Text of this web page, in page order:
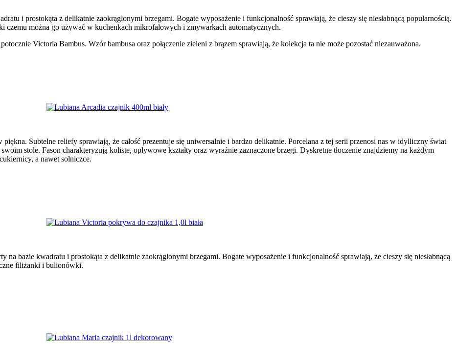
i prostokąta z delikatnie zaokrąglonymi brzegami. Bogate wyposażenie i funkcjonalność sprawiają, że cieszy się niesłabnącą popularnością.
można go używać w kuchenkach mikrofalowych i zmywarkach automatycznych.
Victoria Bambus. Wzór bambusa oraz połączenie zieleni z brązem sprawiają, że kolekcja ta nie może pozostać niezauważona.
Subtelne reliefy sprawiają, że całość prezentuje się uniwersalnie i bardzo delikatnie. Porcelana z tej serii przenosi nas w idylliczny świat
stole. Fason charakteryzują koliste, opływowe kształty oraz wyraźnie zaznaczone brzegi. Dyskretne tłoczenie znajdziemy na każdym
a nawet solniczce.
bazie kwadratu i prostokąta z delikatnie zaokrąglonymi brzegami. Bogate wyposażenie i funkcjonalność sprawiają, że cieszy się niesłabnącą
filiżanki i bulionówki.